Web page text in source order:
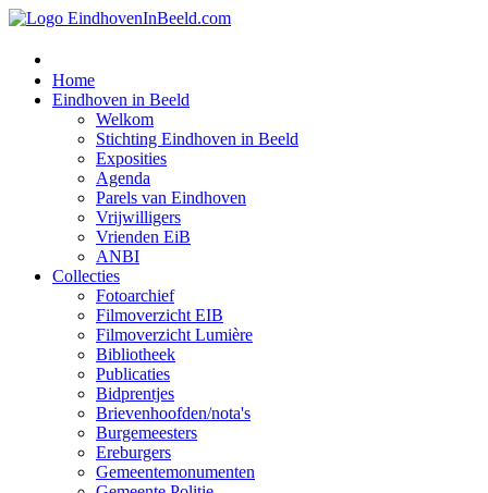
Home
Eindhoven in Beeld
Welkom
Stichting Eindhoven in Beeld
Exposities
Agenda
Parels van Eindhoven
Vrijwilligers
Vrienden EiB
ANBI
Collecties
Fotoarchief
Filmoverzicht EIB
Filmoverzicht Lumière
Bibliotheek
Publicaties
Bidprentjes
Brievenhoofden/nota's
Burgemeesters
Ereburgers
Gemeentemonumenten